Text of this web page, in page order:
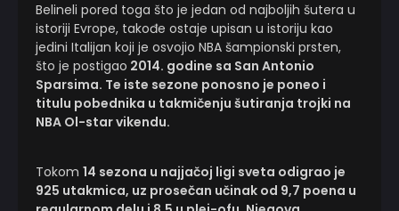
Belineli pored toga što je jedan od najboljih šutera u
istoriji Evrope, takođe ostaje upisan u istoriju kao
jedini Italijan koji je osvojio NBA šampionski prsten,
što je postigao 2014. godine sa San Antonio
Sparsima. Te iste sezone ponosno je poneo i
titulu pobednika u takmičenju šutiranja trojki na
NBA Ol-star vikendu.
Tokom 14 sezona u najjačoj ligi sveta odigrao je
925 utakmica, uz prosečan učinak od 9,7 poena u